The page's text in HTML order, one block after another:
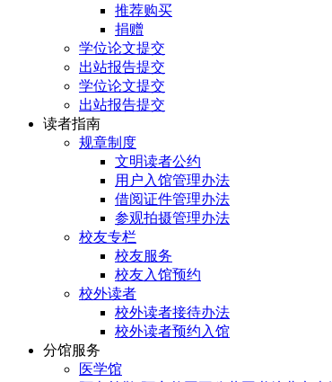
推荐购买
捐赠
学位论文提交
出站报告提交
学位论文提交
出站报告提交
读者指南
规章制度
文明读者公约
用户入馆管理办法
借阅证件管理办法
参观拍摄管理办法
校友专栏
校友服务
校友入馆预约
校外读者
校外读者接待办法
校外读者预约入馆
分馆服务
医学馆